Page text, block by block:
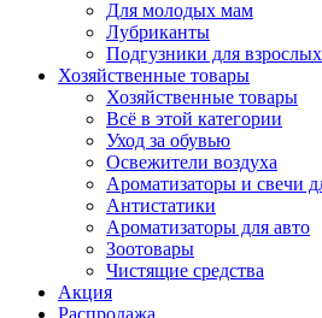
Для молодых мам
Лубриканты
Подгузники для взрослых
Хозяйственные товары
Хозяйственные товары
Всё в этой категории
Уход за обувью
Освежители воздуха
Ароматизаторы и свечи
Антистатики
Ароматизаторы для авто
Зоотовары
Чистящие средства
Акция
Распродажа